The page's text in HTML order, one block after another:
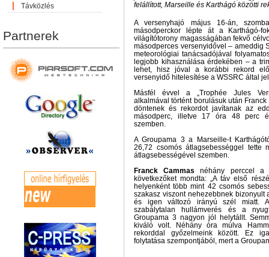
Távközlés
Partnerek
felállított, Marseille és Karthágó közötti
A versenyhajó május 16-án,
másodperckor lépte át a Karthágó-
világítótorony magasságában fekvő
másodperces versenyidővel – ameddig
meteorológiai tanácsadójával
legjobb kihasználása érdekében – a
lehet, hisz jóval a korábbi rekord
versenyidő hitelesítése a WSSRC által
Másfél évvel a „Trophée Jules
alkalmával történt borulásuk után
döntenek és rekordot javítanak az
másodperc, illetve 17 óra 48 perc
szemben.
A Groupama 3 a Marseille-t
26,72 csomós átlagsebességgel tette
átlagsebességével szemben.
Franck Cammas néhány perccel a
következőket mondta: „A táv első
helyenként több mint 42 csomós
szakasz viszont nehezebbnek bizonyult
és igen változó irányú szél miatt.
szabálytalan hullámverés és a
Groupama 3 nagyon jól helytállt.
kiváló volt. Néhány óra múlva
rekorddal győzelmeink között. Ez
folytatása szempontjából, mert a